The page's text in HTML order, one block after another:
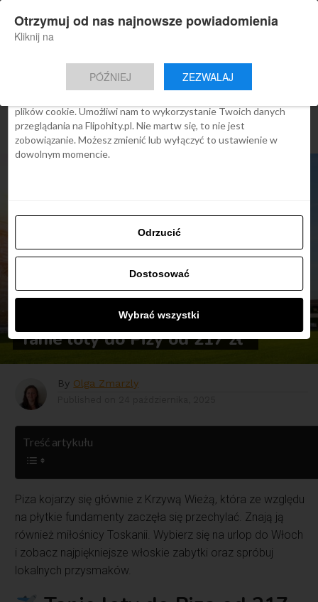
Nowa aplikacja Flipohity
Aktualne wiadomości, artykuły, TOP
Instalacja
Tanie loty do Pizy od 217 zł
By Olga Zmarzly
Treść artykułu
Piza kojarzy się głównie z Krzywą Wieżą, która ze względu
na płytkie fundamenty zaczęła się przechylać. Znają ją
również miłośnicy Toskanii. Wybierz się na urlop do Włoch
i zobacz najpiękniejsze włoskie zabytki oraz spróbuj
lokalnych przysmaków.
Zgoda Szczegóły O cookies
Ta strona używa plików cookies
We Flipo robimy wszystko, aby pokazać Ci tylko te treści, które
plików cookie. Umożliwi nam to wykorzystanie Twoich danych
przeglądania na Flipohity.pl. Nie martw się, to nie jest
zobowiązanie. Możesz zmienić lub wyłączyć to ustawienie w
dowolnym momencie.
Odrzucić
Dostosować
Wybrać wszystki
Otrzymuj od nas najnowsze powiadomienia
Kliknij na
PÓŹNIEJ ZEZWALAJ